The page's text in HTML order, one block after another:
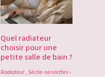
Quel radiateur
choisir pour une
petite salle de bain ?
Radiateur,Sèche-serviettes-